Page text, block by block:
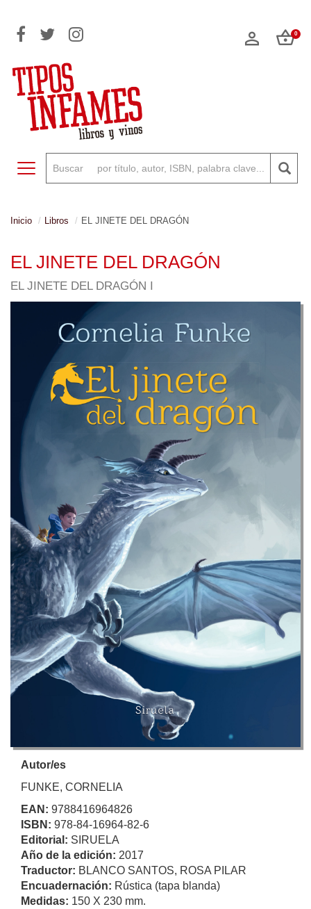
0
Toggle navigation
Inicio Libros EL JINETE DEL DRAGÓN
EL JINETE DEL DRAGÓN
EL JINETE DEL DRAGÓN I
Autor/es
FUNKE, CORNELIA
EAN: 9788416964826
ISBN: 978-84-16964-82-6
Editorial: SIRUELA
Año de la edición: 2017
Traductor: BLANCO SANTOS, ROSA PILAR
Encuadernación: Rústica (tapa blanda)
Medidas: 150 X 230 mm.